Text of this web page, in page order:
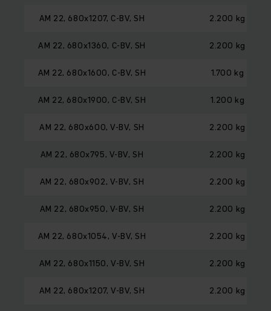
AM 22, 680x1207, C-BV, SH 2.200 kg
AM 22, 680x1360, C-BV, SH 2.200 kg
AM 22, 680x1600, C-BV, SH 1.700 kg
AM 22, 680x1900, C-BV, SH 1.200 kg
AM 22, 680x600, V-BV, SH 2.200 kg
AM 22, 680x795, V-BV, SH 2.200 kg
AM 22, 680x902, V-BV, SH 2.200 kg
AM 22, 680x950, V-BV, SH 2.200 kg
AM 22, 680x1054, V-BV, SH 2.200 kg
AM 22, 680x1150, V-BV, SH 2.200 kg
AM 22, 680x1207, V-BV, SH 2.200 kg